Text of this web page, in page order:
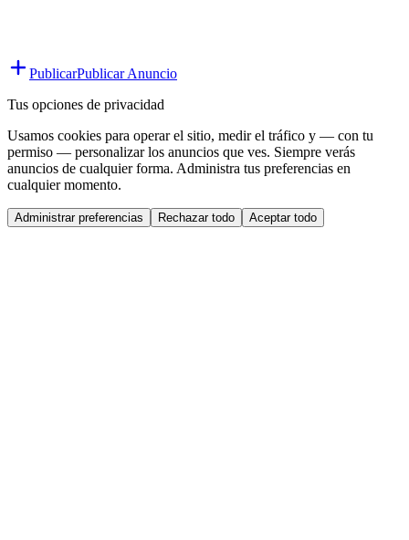
PublicarPublicar Anuncio
Tus opciones de privacidad
Usamos cookies para operar el sitio, medir el tráfico y — con tu
permiso — personalizar los anuncios que ves. Siempre verás
anuncios de cualquier forma. Administra tus preferencias en
cualquier momento.
Administrar preferencias Rechazar todo Aceptar todo